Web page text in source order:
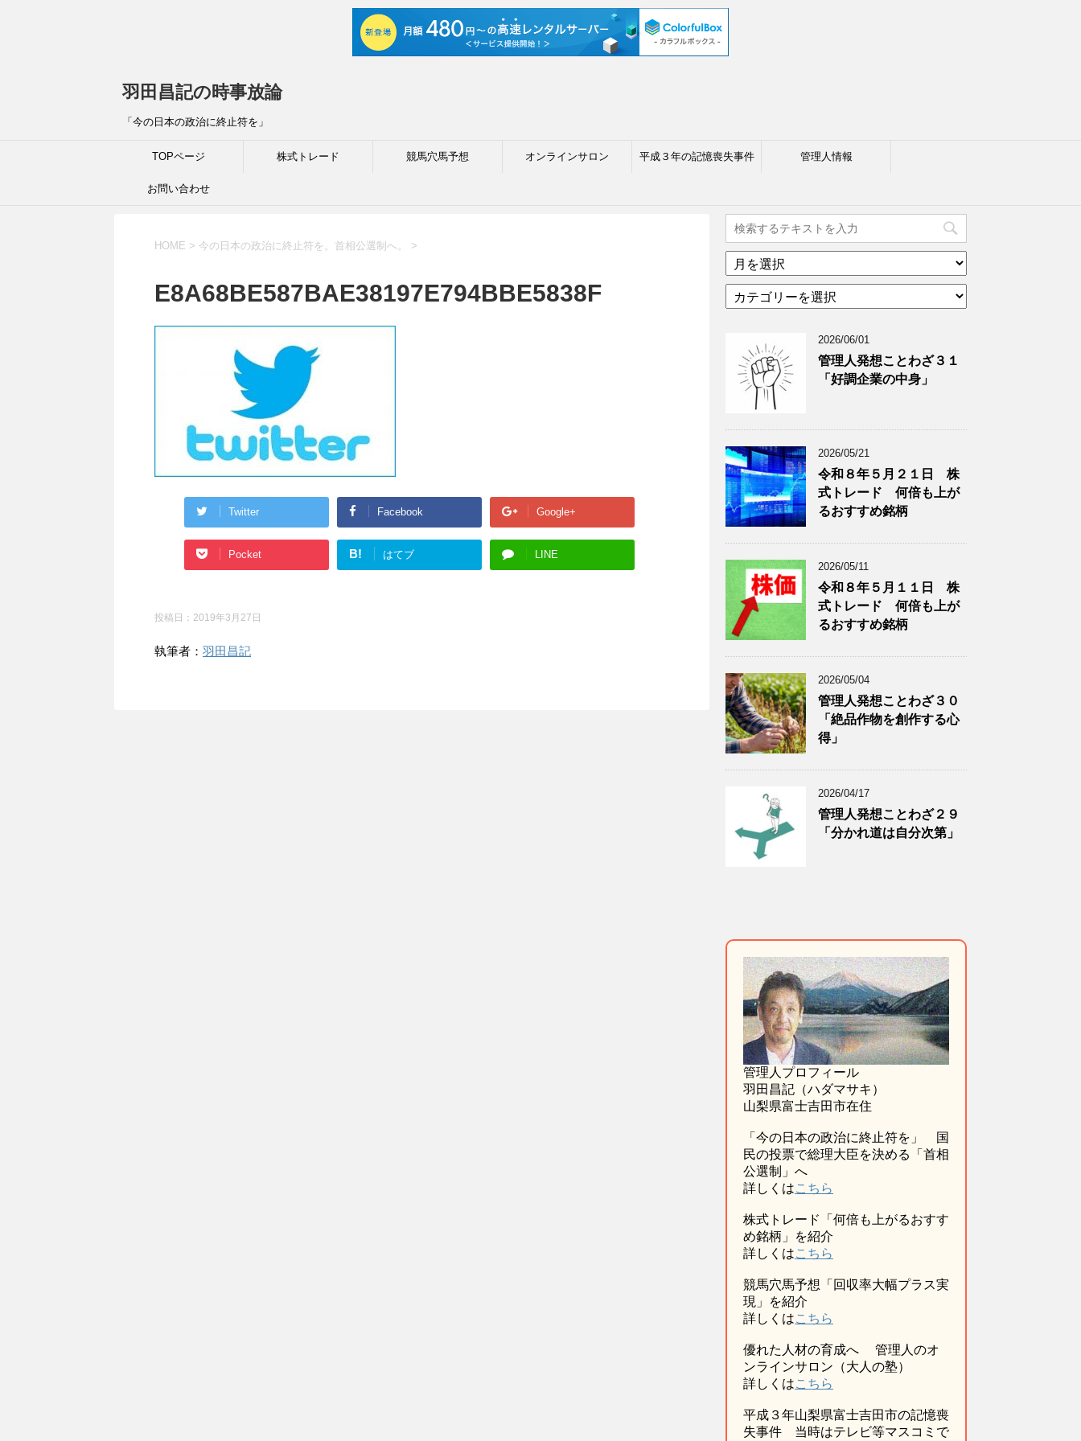
羽田昌記の時事放論
「今の日本の政治に終止符を」
TOPページ 株式トレード 競馬穴馬予想 オンラインサロン 平成３年の記憶喪失事件 管理人情報
お問い合わせ
HOME > 今の日本の政治に終止符を。首相公選制へ。 >
E8A68BE587BAE38197E794BBE5838F
Twitter Facebook Google+
Pocket B! はてブ LINE
投稿日： 2019年3月27日
執筆者： 羽田昌記
ア
ー
イ
グ
記
事
を
表
示
テ
ー
グ
記
事
を
表
示
2026/06/01
管理人発想ことわざ３１
「好調企業の中身」
2026/05/21
令和８年５月２１日 株
式トレード 何倍も上が
るおすすめ銘柄
2026/05/11
令和８年５月１１日 株
式トレード 何倍も上が
るおすすめ銘柄
2026/05/04
管理人発想ことわざ３０
「絶品作物を創作する心
得」
2026/04/17
管理人発想ことわざ２９
「分かれ道は自分次第」
管理人プロフィール
羽田昌記（ハダマサキ）
山梨県富士吉田市在住
「今の日本の政治に終止符を」 国
民の投票で総理大臣を決める「首相
公選制」へ
詳しくはこちら
株式トレード「何倍も上がるおすす
め銘柄」を紹介
詳しくはこちら
競馬穴馬予想「回収率大幅プラス実
現」を紹介
詳しくはこちら
優れた人材の育成へ 管理人のオ
ンラインサロン（大人の塾）
詳しくはこちら
平成３年山梨県富士吉田市の記憶喪
失事件 当時はテレビ等マスコミで